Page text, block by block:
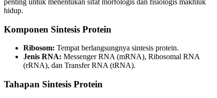
penting untuk menentukan sifat morfologis dan fisiologis makhluk
hidup.
Komponen Sintesis Protein
Ribosom: Tempat berlangsungnya sintesis protein.
Jenis RNA: Messenger RNA (mRNA), Ribosomal RNA
(rRNA), dan Transfer RNA (tRNA).
Tahapan Sintesis Protein